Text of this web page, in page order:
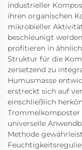
industrieller
ihren organischen
mikrobieller
beschleunigt
profitieren in
Struktur für die
zersetzend zu
Humusmasse
erstreckt sich auf
einschließlich
Trommelkomposter
universelle
Methode